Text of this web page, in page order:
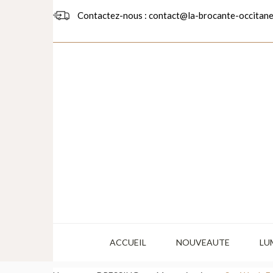
Contactez-nous : contact@la-brocante-
ACCUEIL NOUVEAUTE